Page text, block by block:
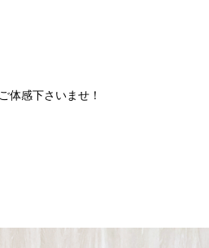
体感下さいませ！